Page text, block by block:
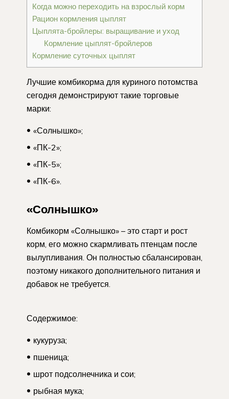
Когда можно переходить на взрослый корм
Рацион кормления цыплят
Цыплята-бройлеры: выращивание и уход
Кормление цыплят-бройлеров
Кормление суточных цыплят
Лучшие комбикорма для куриного потомства
сегодня демонстрируют такие торговые
марки:
«Солнышко»;
«ПК-2»;
«ПК-5»;
«ПК-6».
«Солнышко»
Комбикорм «Солнышко» – это старт и рост
корм, его можно скармливать птенцам после
вылупливания. Он полностью сбалансирован,
поэтому никакого дополнительного питания и
добавок не требуется.
Содержимое:
кукуруза;
пшеница;
шрот подсолнечника и сои;
рыбная мука;